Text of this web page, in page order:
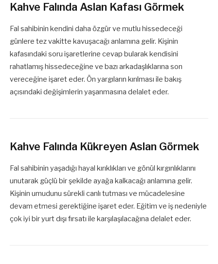
Kahve Falında Aslan Kafası Görmek
Fal sahibinin kendini daha özgür ve mutlu hissedeceği
günlere tez vakitte kavuşacağı anlamına gelir. Kişinin
kafasındaki soru işaretlerine cevap bularak kendisini
rahatlamış hissedeceğine ve bazı arkadaşlıklarına son
vereceğine işaret eder. Ön yargıların kırılması ile bakış
açısındaki değişimlerin yaşanmasına delalet eder.
Kahve Falında Kükreyen Aslan Görmek
Fal sahibinin yaşadığı hayal kırıklıkları ve gönül kırgınlıklarını
unutarak güçlü bir şekilde ayağa kalkacağı anlamına gelir.
Kişinin umudunu sürekli canlı tutması ve mücadelesine
devam etmesi gerektiğine işaret eder. Eğitim ve iş nedeniyle
çok iyi bir yurt dışı fırsatı ile karşılaşılacağına delalet eder.